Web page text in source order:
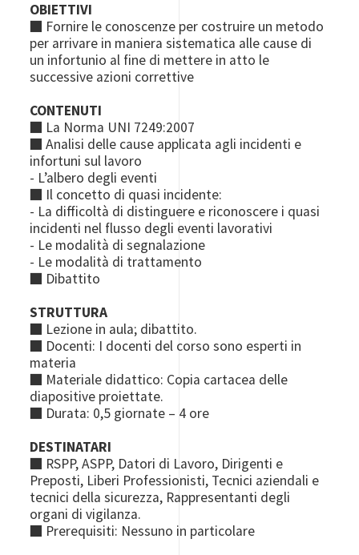
OBIETTIVI
■ Fornire le conoscenze per costruire un metodo
per arrivare in maniera sistematica alle cause di
un infortunio al fine di mettere in atto le
successive azioni correttive
CONTENUTI
■ La Norma UNI 7249:2007
■ Analisi delle cause applicata agli incidenti e
infortuni sul lavoro
- L’albero degli eventi
■ Il concetto di quasi incidente:
- La difficoltà di distinguere e riconoscere i quasi
incidenti nel flusso degli eventi lavorativi
- Le modalità di segnalazione
- Le modalità di trattamento
■ Dibattito
STRUTTURA
■ Lezione in aula; dibattito.
■ Docenti: I docenti del corso sono esperti in
materia
■ Materiale didattico: Copia cartacea delle
diapositive proiettate.
■ Durata: 0,5 giornate – 4 ore
DESTINATARI
■ RSPP, ASPP, Datori di Lavoro, Dirigenti e
Preposti, Liberi Professionisti, Tecnici aziendali e
tecnici della sicurezza, Rappresentanti degli
organi di vigilanza.
■ Prerequisiti: Nessuno in particolare